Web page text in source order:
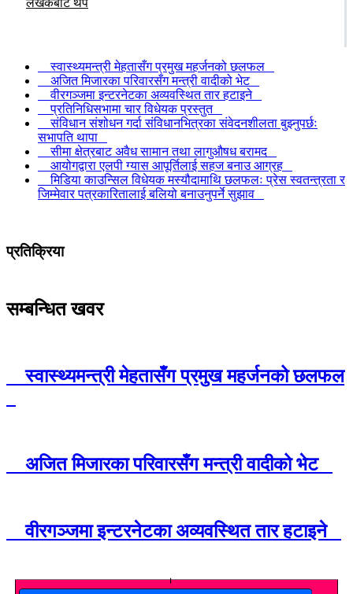
स्वास्थ्यमन्त्री मेहतासँग प्रमुख महर्जनको छलफल
अजित मिजारका परिवारसँग मन्त्री वादीको भेट
वीरगञ्जमा इन्टरनेटका अव्यवस्थित तार हटाइने
प्रतिनिधिसभामा चार विधेयक प्रस्तुत
संविधान संशोधन गर्दा संविधानभित्रका संवेदनशीलता बुझ्नुपर्छः
सभापति थापा
सीमा क्षेत्रबाट अवैध सामान तथा लागुऔषध बरामद
आयोगद्वारा एलपी ग्यास आपूर्तिलाई सहज बनाउ आग्रह
मिडिया काउन्सिल विधेयक मस्यौदामाथि छलफलः प्रेस स्वतन्त्रता र
जिम्मेवार पत्रकारितालाई बलियो बनाउनुपर्ने सुझाव
प्रतिक्रिया
सम्बन्धित खवर
स्वास्थ्यमन्त्री मेहतासँग प्रमुख महर्जनको छलफल
अजित मिजारका परिवारसँग मन्त्री वादीको भेट
वीरगञ्जमा इन्टरनेटका अव्यवस्थित तार हटाइने